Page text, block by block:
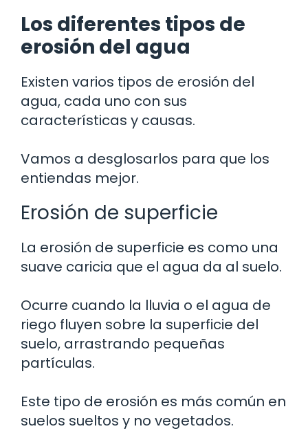
Los diferentes tipos de
erosión del agua
Existen varios tipos de erosión del
agua, cada uno con sus
características y causas.
Vamos a desglosarlos para que los
entiendas mejor.
Erosión de superficie
La erosión de superficie es como una
suave caricia que el agua da al suelo.
Ocurre cuando la lluvia o el agua de
riego fluyen sobre la superficie del
suelo, arrastrando pequeñas
partículas.
Este tipo de erosión es más común en
suelos sueltos y no vegetados.